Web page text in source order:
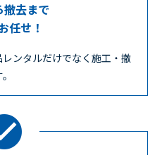
撤去まで
任せ！
ンタルだけでなく施工・撤